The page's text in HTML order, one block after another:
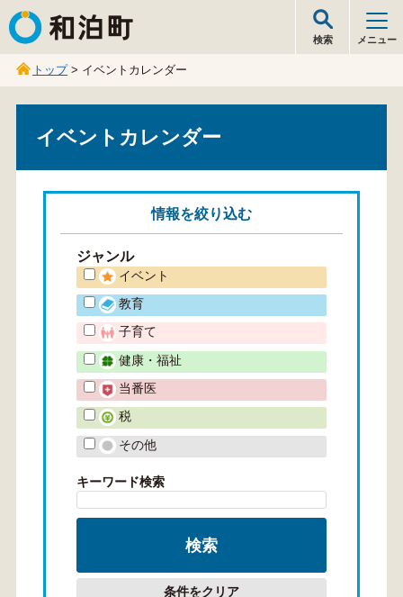
和泊町
検索 メニュー
トップ> イベントカレンダー
イベントカレンダー
情報を絞り込む
ジャンル
イベント
教育
子育て
健康・福祉
当番医
税
その他
キーワード検索
条件をクリア